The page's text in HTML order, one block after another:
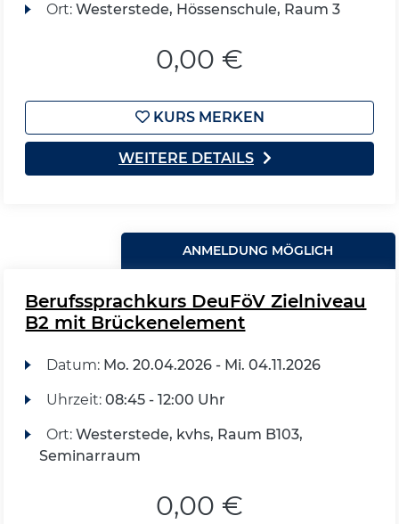
Ort: Westerstede, Hössenschule, Raum 3
0,00 €
KURS MERKEN
WEITERE DETAILS
ANMELDUNG MÖGLICH
Berufssprachkurs DeuFöV Zielniveau
B2 mit Brückenelement
Datum: Mo. 20.04.2026 - Mi. 04.11.2026
Uhrzeit: 08:45 - 12:00 Uhr
Ort: Westerstede, kvhs, Raum B103,
Seminarraum
0,00 €